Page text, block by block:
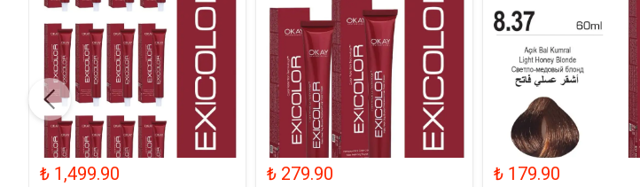
₺ 1,499.90 ₺ 279.90 ₺ 179.90